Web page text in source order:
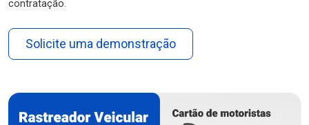
contratação.
Solicite uma demonstração